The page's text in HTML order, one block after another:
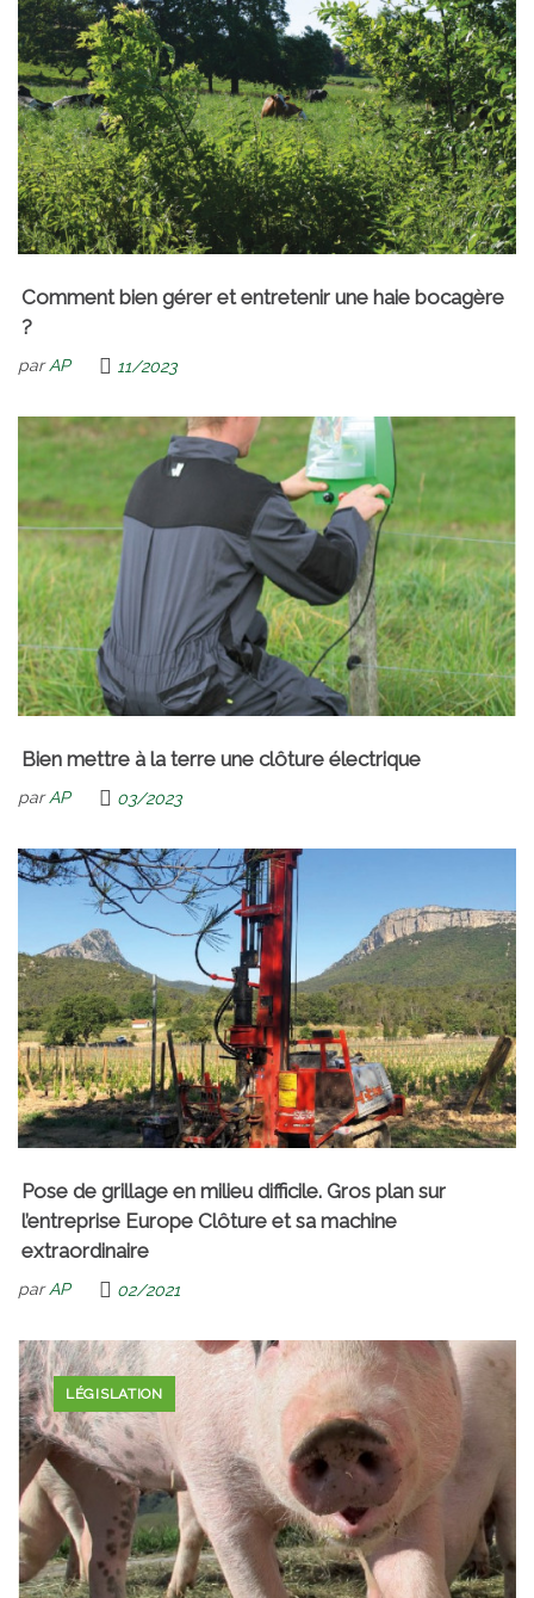
Comment bien gérer et entretenir une haie bocagère
?
parAP 11/2023
Bien mettre à la terre une clôture électrique
parAP 03/2023
Pose de grillage en milieu difficile. Gros plan sur
l’entreprise Europe Clôture et sa machine
extraordinaire
parAP 02/2021
LÉGISLATION